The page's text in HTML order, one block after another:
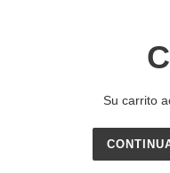
Su carrito